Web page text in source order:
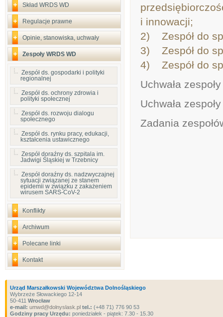
Skład WRDS WD
Regulacje prawne
Opinie, stanowiska, uchwały
Zespoły WRDS WD
Zespół ds. gospodarki i polityki
regionalnej
Zespół ds. ochrony zdrowia i
polityki społecznej
Zespół ds. rozwoju dialogu
społecznego
Zespół ds. rynku pracy, edukacji,
kształcenia ustawicznego
Zespół doraźny ds. szpitala im.
Jadwigi Śląskiej w Trzebnicy
Zespół doraźny ds. nadzwyczajnej
sytuacji związanej ze stanem
epidemii w związku z zakażeniem
wirusem SARS-CoV-2
Konflikty
Archiwum
Polecane linki
Kontakt
i innowacji;
2) Zespół do
3) Zespół do
4) Zespół do
Uchwała
Uchwała
Zadania
Urząd Marszałkowski Województwa Dolnośląskiego
Wybrzeże Słowackiego 12-14
50-411 Wrocław
e-mail: umwd@dolnyslask.pl tel.: (+48 71) 776 90 53
Godziny pracy Urzędu: poniedziałek - piątek: 7.30 - 15.30